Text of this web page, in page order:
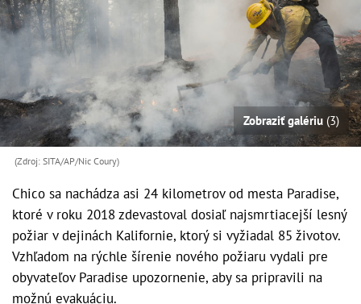
Zobraziť galériu (3)
(Zdroj: SITA/AP/Nic Coury)
Chico sa nachádza asi 24 kilometrov od mesta Paradise,
ktoré v roku 2018 zdevastoval dosiaľ najsmrtiacejší lesný
požiar v dejinách Kalifornie, ktorý si vyžiadal 85 životov.
Vzhľadom na rýchle šírenie nového požiaru vydali pre
obyvateľov Paradise upozornenie, aby sa pripravili na
možnú evakuáciu.